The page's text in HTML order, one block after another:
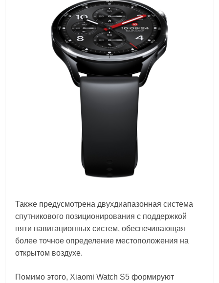
Также предусмотрена двухдиапазонная система
спутникового позиционирования с поддержкой
пяти навигационных систем, обеспечивающая
более точное определение местоположения на
открытом воздухе.
Помимо этого, Xiaomi Watch S5 формируют